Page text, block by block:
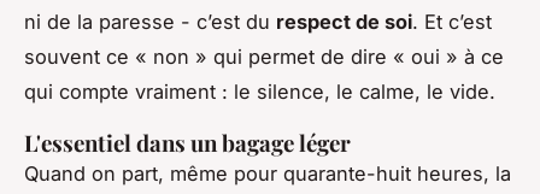
ni de la paresse - c’est du respect de soi. Et c’est
souvent ce « non » qui permet de dire « oui » à ce
qui compte vraiment : le silence, le calme, le vide.
L'essentiel dans un bagage léger
Quand on part, même pour quarante-huit heures, la